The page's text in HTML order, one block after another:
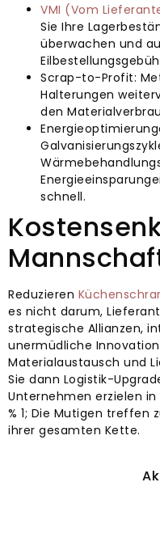
VMI (Vom
Sie Ihre
überwachen und
Scrap-to-Profit:
Halterungen
den
schnell.
Reduzieren
es nicht darum,
strategische Allianzen,
unermüdliche
Materialaustausch und
Sie dann Logistik-
Unternehmen erzielen in
% 1; Die Mutigen treffen
ihrer gesamten Kette.